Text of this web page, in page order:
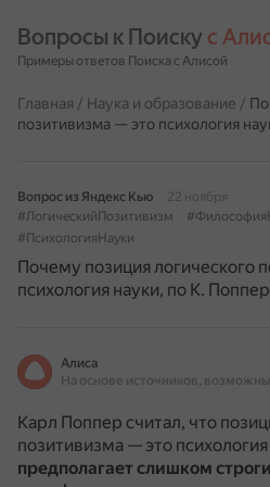
Вопросы к Поиску с
Примеры ответов Поиска с Алисой
Главная / Наука и образование /
позитивизма — это психология
Вопрос из Яндекс Кью
22 ноября
#ЛогическийПозитивизм
#ПсихологияНауки
Почему позиция логического
психология науки, по К.
Алиса
Карл Поппер считал, что
позитивизма — это
предполагает слишком